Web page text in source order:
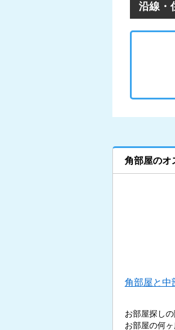
沿線・
角部屋のオ
角部屋と中
お部屋探し
お部屋の何